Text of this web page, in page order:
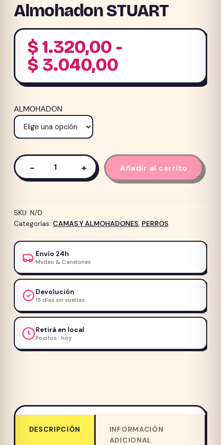
Almohadon STUART
$ 1.320,00 -
$ 3.040,00Rango
de
hasta
$ 3.040,00
ALMOHADON
Almohadon
STUART
− + Añadir al carrito
SKU: N/D
Categorías: CAMAS Y ALMOHADONES, PERROS
Envío 24h
Mvdeo & Canelones
Devolución
15 días sin vueltas
Retirá en local
Pocitos · hoy
DESCRIPCIÓN
INFORMACIÓN
ADICIONAL